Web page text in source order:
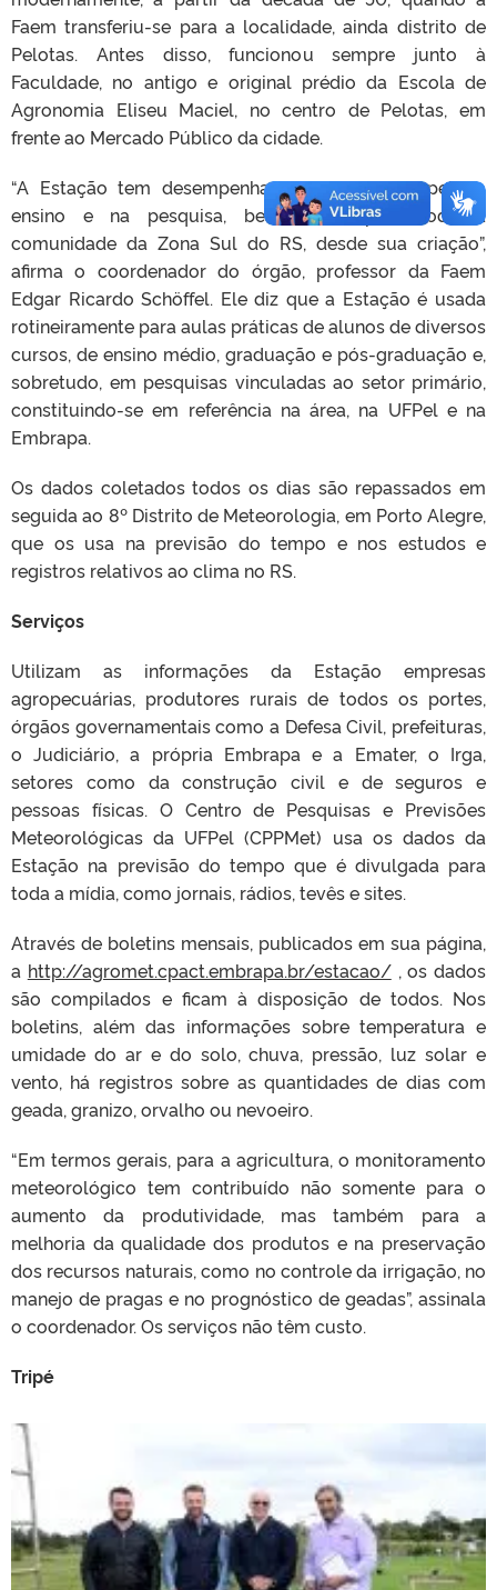
Faem transferiu-se para a localidade, ainda distrito de
Pelotas. Antes disso, funcionou sempre junto à
Faculdade, no antigo e original prédio da Escola de
Agronomia Eliseu Maciel, no centro de Pelotas, em
frente ao Mercado Público da cidade.
“A Estação tem desempenhado importante papel no
ensino e na pesquisa, bem como para toda a
comunidade da Zona Sul do RS, desde sua criação”,
afirma o coordenador do órgão, professor da Faem
Edgar Ricardo Schöffel. Ele diz que a Estação é usada
rotineiramente para aulas práticas de alunos de diversos
cursos, de ensino médio, graduação e pós-graduação e,
sobretudo, em pesquisas vinculadas ao setor primário,
constituindo-se em referência na área, na UFPel e na
Embrapa.
Os dados coletados todos os dias são repassados em
seguida ao 8º Distrito de Meteorologia, em Porto Alegre,
que os usa na previsão do tempo e nos estudos e
registros relativos ao clima no RS.
Serviços
Utilizam as informações da Estação empresas
agropecuárias, produtores rurais de todos os portes,
órgãos governamentais como a Defesa Civil, prefeituras,
o Judiciário, a própria Embrapa e a Emater, o Irga,
setores como da construção civil e de seguros e
pessoas físicas. O Centro de Pesquisas e Previsões
Meteorológicas da UFPel (CPPMet) usa os dados da
Estação na previsão do tempo que é divulgada para
toda a mídia, como jornais, rádios, tevês e sites.
Através de boletins mensais, publicados em sua página,
a http://agromet.cpact.embrapa.br/estacao/, os dados
são compilados e ficam à disposição de todos. Nos
boletins, além das informações sobre temperatura e
umidade do ar e do solo, chuva, pressão, luz solar e
vento, há registros sobre as quantidades de dias com
geada, granizo, orvalho ou nevoeiro.
“Em termos gerais, para a agricultura, o monitoramento
meteorológico tem contribuído não somente para o
aumento da produtividade, mas também para a
melhoria da qualidade dos produtos e na preservação
dos recursos naturais, como no controle da irrigação, no
manejo de pragas e no prognóstico de geadas”, assinala
o coordenador. Os serviços não têm custo.
Tripé